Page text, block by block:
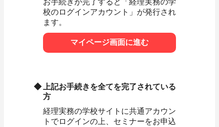
お手続きが完了すると「経理実務の学
校のログインアカウント」が発行され
ます。
マイページ画面に進む
上記お手続きを全てを完了されている
方
経理実務の学校サイトに共通アカウン
トでログインの上、セミナーをお申込